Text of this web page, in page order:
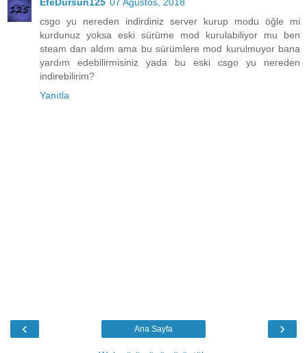
csgo yu nereden indirdiniz server kurup modu öğle mi
kurdunuz yoksa eski sürüme mod kurulabiliyor mu ben
steam dan aldım ama bu sürümlere mod kurulmuyor bana
yardım edebilirmisiniz yada bu eski csgo yu nereden
indirebilirim?
Yanıtla
‹ ›
Ana Sayfa